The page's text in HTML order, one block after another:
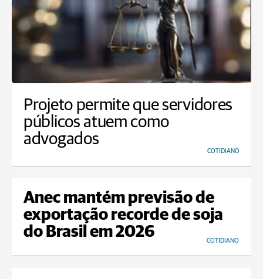
Projeto permite que servidores
públicos atuem como
advogados
COTIDIANO
Anec mantém previsão de
exportação recorde de soja
do Brasil em 2026
COTIDIANO